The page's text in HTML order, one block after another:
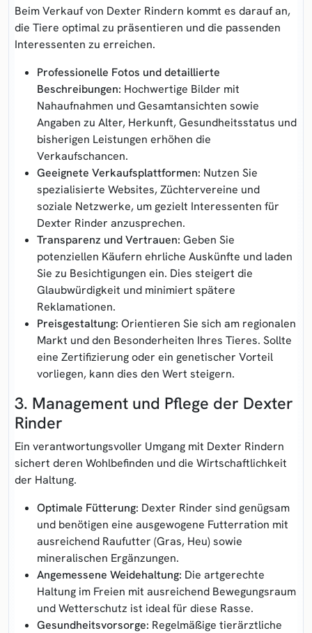
Beim Verkauf von Dexter Rindern kommt es darauf an,
die Tiere optimal zu präsentieren und die passenden
Interessenten zu erreichen.
Professionelle Fotos und detaillierte
Beschreibungen: Hochwertige Bilder mit
Nahaufnahmen und Gesamtansichten sowie
Angaben zu Alter, Herkunft, Gesundheitsstatus und
bisherigen Leistungen erhöhen die
Verkaufschancen.
Geeignete Verkaufsplattformen: Nutzen Sie
spezialisierte Websites, Züchtervereine und
soziale Netzwerke, um gezielt Interessenten für
Dexter Rinder anzusprechen.
Transparenz und Vertrauen: Geben Sie
potenziellen Käufern ehrliche Auskünfte und laden
Sie zu Besichtigungen ein. Dies steigert die
Glaubwürdigkeit und minimiert spätere
Reklamationen.
Preisgestaltung: Orientieren Sie sich am regionalen
Markt und den Besonderheiten Ihres Tieres. Sollte
eine Zertifizierung oder ein genetischer Vorteil
vorliegen, kann dies den Wert steigern.
3. Management und Pflege der Dexter
Rinder
Ein verantwortungsvoller Umgang mit Dexter Rindern
sichert deren Wohlbefinden und die Wirtschaftlichkeit
der Haltung.
Optimale Fütterung: Dexter Rinder sind genügsam
und benötigen eine ausgewogene Futterration mit
ausreichend Raufutter (Gras, Heu) sowie
mineralischen Ergänzungen.
Angemessene Weidehaltung: Die artgerechte
Haltung im Freien mit ausreichend Bewegungsraum
und Wetterschutz ist ideal für diese Rasse.
Gesundheitsvorsorge: Regelmäßige tierärztliche